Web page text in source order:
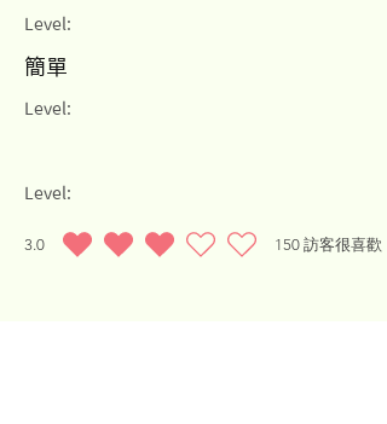
Level:
簡單
Level:
Level:
3.0 150 訪客很喜歡
average rating is 3 out of 5, based on 150 votes, 訪客